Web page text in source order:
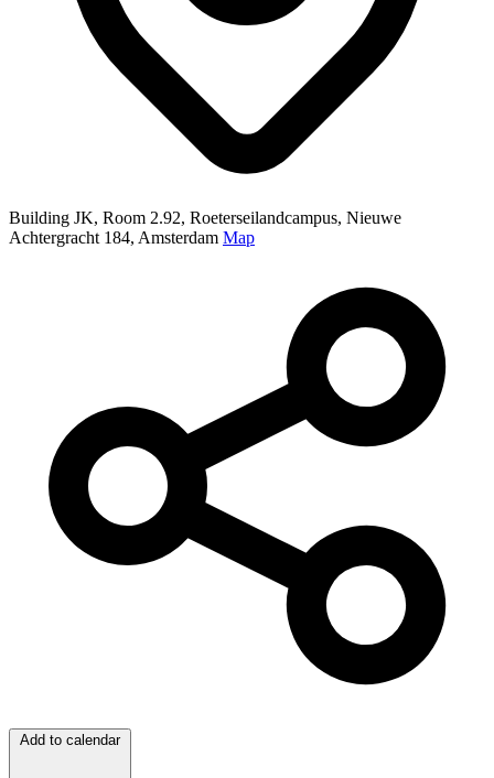
Building JK, Room 2.92, Roeterseilandcampus, Nieuwe
Achtergracht 184, Amsterdam Map
Add to calendar